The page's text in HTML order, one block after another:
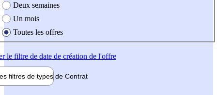
Deux semaines
Un mois
Toutes les offres
le filtre de date de création de l'offre
filtres de types de Contrat